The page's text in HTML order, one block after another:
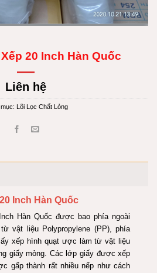
20 Inch Hàn Quốc
Liên hệ
Lõi Lọc Chất Lỏng
Inch Hàn Quốc
Hàn Quốc được bao phía ngoài
vật liệu Polypropylene (PP), phía
xếp hình quạt ược làm từ vật liệu
giấy mỏng. Các lớp giấy được xếp
gấp thành rất nhiều nếp như cách